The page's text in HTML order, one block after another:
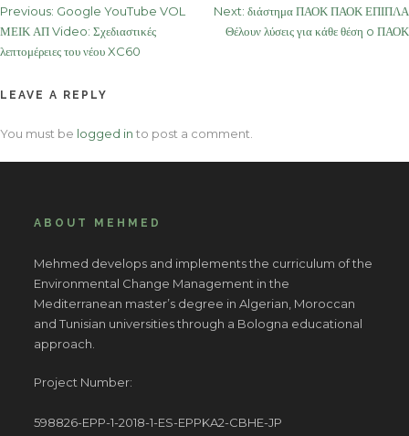
Post
navigation
Previous: Google YouTube VOL
ΜΕΙΚ ΑΠ Video: Σχεδιαστικές
λεπτομέρειες του νέου XC60
Next: διάστημα ΠΑΟΚ ΠΑΟΚ ΕΠΙΠΛΑ
Θέλουν λύσεις για κάθε θέση o ΠΑΟΚ
LEAVE A REPLY
You must be logged in to post a comment.
ABOUT MEHMED
Mehmed develops and implements the curriculum of the
Environmental Change Management in the
Mediterranean master’s degree in Algerian, Moroccan
and Tunisian universities through a Bologna educational
approach.
Project Number:
598826-EPP-1-2018-1-ES-EPPKA2-CBHE-JP